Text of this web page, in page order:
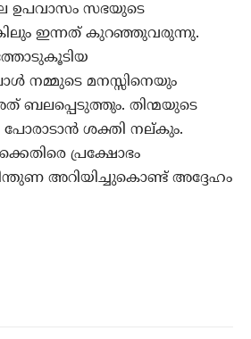
ഉപവാസം സഭയുടെ
ഇന്നത് കുറഞ്ഞുവരുന്നു.
നമ്മുടെ മനസ്സിനെയും
ബലപ്പെടുത്തും. തിന്മയുടെ
പോരാടാന്‍ ശക്തി നല്കും.
പ്രക്ഷോഭം
അറിയിച്ചുകൊണ്ട് അദ്ദേഹം